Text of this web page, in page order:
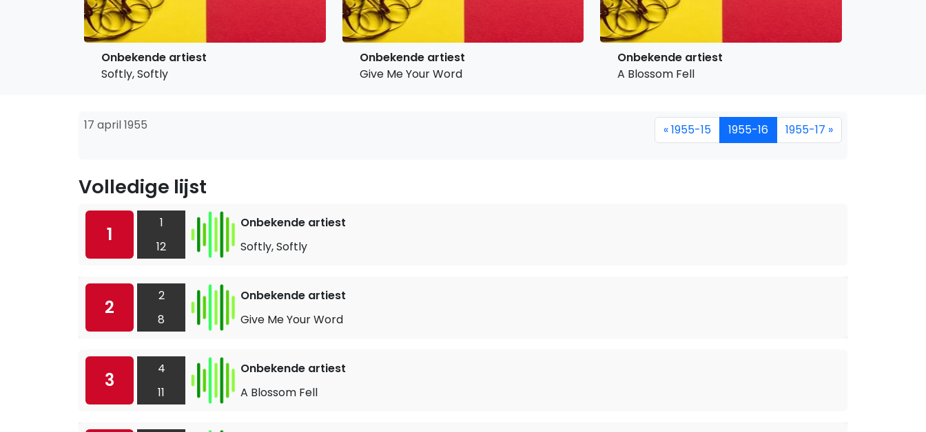
Onbekende artiest
Softly, Softly
Onbekende artiest
Give Me Your Word
Onbekende artiest
A Blossom Fell
17 april 1955 « 1955-15 1955-16 1955-17 »
Volledige lijst
1
1
12
Onbekende artiest
Softly, Softly
2
2
8
Onbekende artiest
Give Me Your Word
3
4
11
Onbekende artiest
A Blossom Fell